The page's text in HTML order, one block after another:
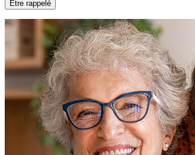
Être rappelé